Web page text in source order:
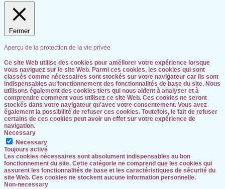
Fermer
Aperçu de la protection de la vie privée
Ce site Web utilise des cookies pour améliorer votre expérience lorsque
vous naviguez sur le site Web. Parmi ces cookies, les cookies qui sont
classés comme nécessaires sont stockés sur votre navigateur car ils sont
indispensables au fonctionnement des fonctionnalités de base du site. Nous
utilisons également des cookies tiers qui nous aident à analyser et à
comprendre comment vous utilisez ce site Web. Ces cookies ne seront
stockés dans votre navigateur qu'avec votre consentement. Vous avez
également la possibilité de refuser ces cookies. Toutefois, le fait de refuser
certains de ces cookies peut avoir un effet sur votre expérience de
navigation.
Necessary
Necessary
Toujours activé
Les cookies nécessaires sont absolument indispensables au bon
fonctionnement du site. Cette catégorie ne comprend que les cookies qui
assurent les fonctionnalités de base et les caractéristiques de sécurité du
site Web. Ces cookies ne stockent aucune information personnelle.
Non-necessary